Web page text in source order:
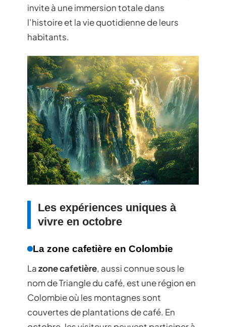
invite à une immersion totale dans
l’histoire et la vie quotidienne de leurs
habitants.
Les expériences uniques à
vivre en octobre
La zone cafetière en Colombie
Lazone cafetière, aussi connue sous le
nom de Triangle du café, est une région en
Colombie où les montagnes sont
couvertes de plantations de café. En